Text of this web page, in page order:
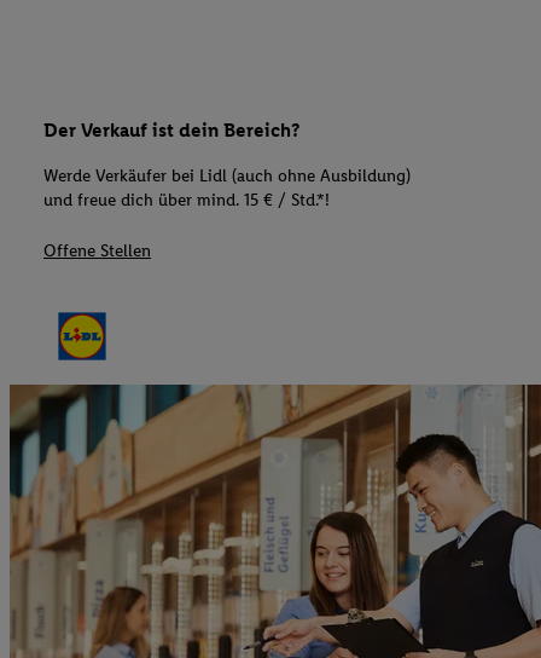
Der Verkauf ist dein Bereich?
Werde Verkäufer bei Lidl (auch ohne Ausbildung)
und freue dich über mind. 15 € / Std.*!
Offene Stellen